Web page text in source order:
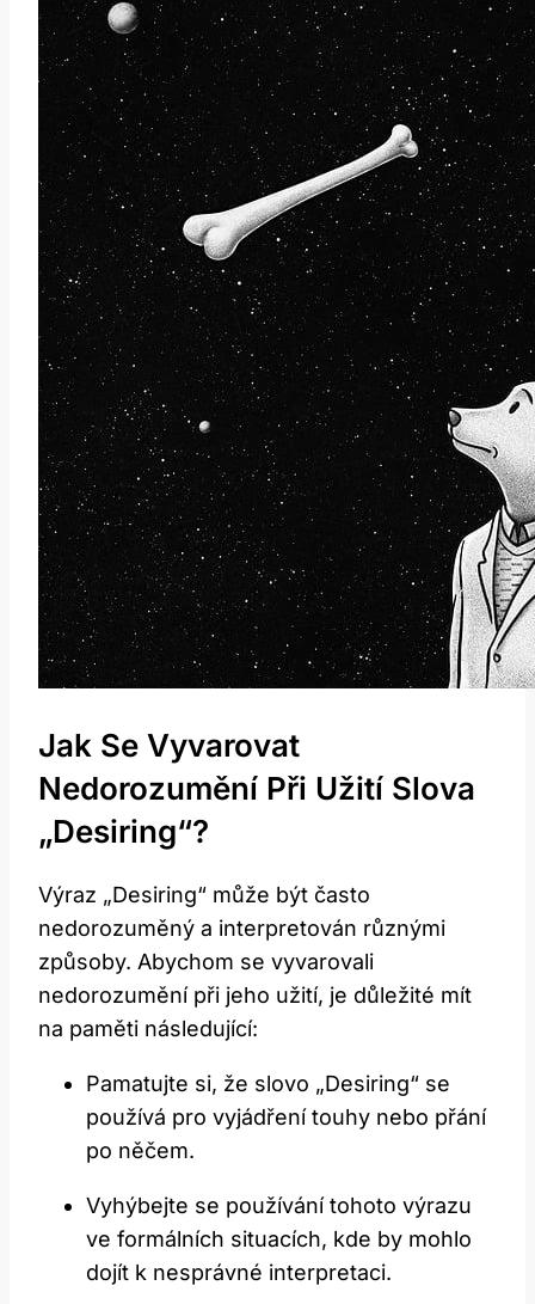
Jak Se Vyvarovat
Nedorozumění Při Užití Slova
„Desiring“?
Výraz „Desiring“ může být často
nedorozuměný a interpretován různými
způsoby. Abychom se vyvarovali
nedorozumění při jeho užití, je důležité mít
na paměti následující:
Pamatujte si, že slovo „Desiring“ se
používá pro vyjádření touhy nebo přání
po něčem.
Vyhýbejte se používání tohoto výrazu
ve formálních situacích, kde by mohlo
dojít k nesprávné interpretaci.